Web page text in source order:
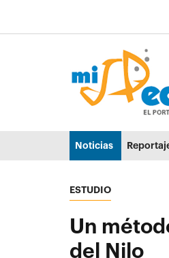
Ir al menú principal (alt + u)
Noticias
ESTUDIO
Un
del Nilo